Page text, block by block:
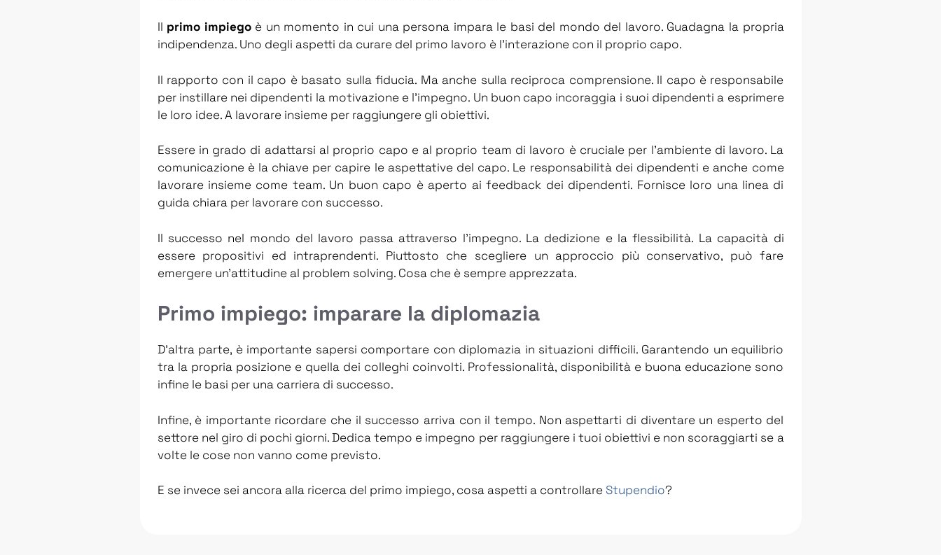
Il primo impiegoè un momento in cui una persona impara le basi del mondo del lavoro. Guadagna la propria
indipendenza. Uno degli aspetti da curare del primo lavoro è l’interazione con il proprio capo.
Il rapporto con il capo è basato sulla fiducia. Ma anche sulla reciproca comprensione. Il capo è responsabile
per instillare nei dipendenti la motivazione e l’impegno. Un buon capo incoraggia i suoi dipendenti a esprimere
le loro idee. A lavorare insieme per raggiungere gli obiettivi.
Essere in grado di adattarsi al proprio capo e al proprio team di lavoro è cruciale per l’ambiente di lavoro. La
comunicazione è la chiave per capire le aspettative del capo. Le responsabilità dei dipendenti e anche come
lavorare insieme come team. Un buon capo è aperto ai feedback dei dipendenti. Fornisce loro una linea di
guida chiara per lavorare con successo.
Il successo nel mondo del lavoro passa attraverso l’impegno. La dedizione e la flessibilità. La capacità di
essere propositivi ed intraprendenti. Piuttosto che scegliere un approccio più conservativo, può fare
emergere un’attitudine al problem solving. Cosa che è sempre apprezzata.
Primo impiego: imparare la diplomazia
D’altra parte, è importante sapersi comportare con diplomazia in situazioni difficili. Garantendo un equilibrio
tra la propria posizione e quella dei colleghi coinvolti. Professionalità, disponibilità e buona educazione sono
infine le basi per una carriera di successo.
Infine, è importante ricordare che il successo arriva con il tempo. Non aspettarti di diventare un esperto del
settore nel giro di pochi giorni. Dedica tempo e impegno per raggiungere i tuoi obiettivi e non scoraggiarti se a
volte le cose non vanno come previsto.
E se invece sei ancora alla ricerca del primo impiego, cosa aspetti a controllare Stupendio?